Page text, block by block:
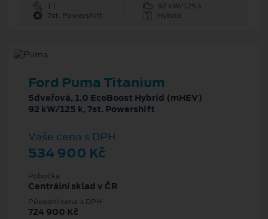
1 l
92 kW/125 k
7st. Powershift
Hybrid
Ford Puma Titanium
5dveřová, 1.0 EcoBoost Hybrid (mHEV)
92 kW/125 k, 7st. Powershift
Vaše cena s DPH
534 900 Kč
Pobočka
Centrální sklad v ČR
Původní cena s DPH
724 900 Kč